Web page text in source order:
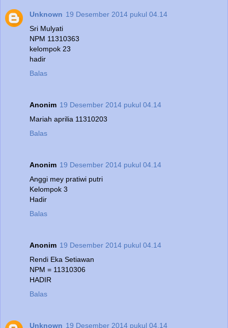
Unknown 19 Desember 2014 pukul 04.14
Sri Mulyati
NPM 11310363
kelompok 23
hadir
Balas
Anonim 19 Desember 2014 pukul 04.14
Mariah aprilia 11310203
Balas
Anonim 19 Desember 2014 pukul 04.14
Anggi mey pratiwi putri
Kelompok 3
Hadir
Balas
Anonim 19 Desember 2014 pukul 04.14
Rendi Eka Setiawan
NPM = 11310306
HADIR
Balas
Unknown 19 Desember 2014 pukul 04.14